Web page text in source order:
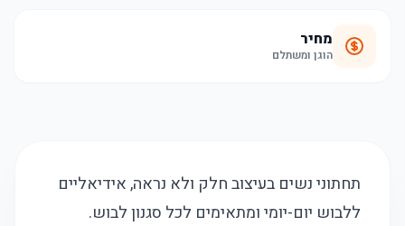
מחיר
הוגן ומשתלם
תחתוני נשים בעיצוב חלק ולא נראה, אידיאליים
ללבוש יום-יומי ומתאימים לכל סגנון לבוש.